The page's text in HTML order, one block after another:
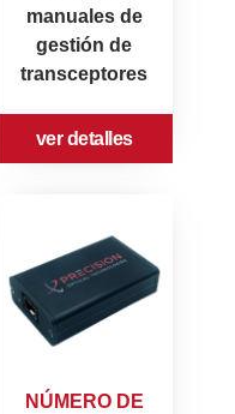
manuales de
gestión de
transceptores
ver detalles
NÚMERO DE